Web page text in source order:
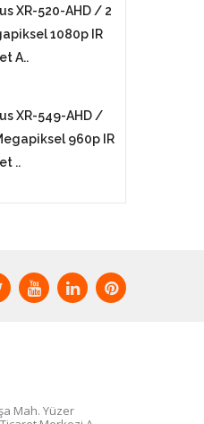
XR-520-AHD / 2
1080p IR
A..
XR-549-AHD /
960p IR
..
Mah. Yüzer